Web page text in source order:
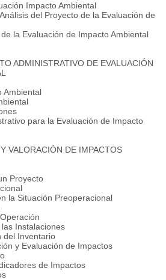
Impacto Ambiental
del Proyecto de la Evaluación de
la Evaluación de Impacto Ambiental
ADMINISTRATIVO DE EVALUACIÓN
para la Evaluación de Impacto
VALORACIÓN DE IMPACTOS
Proyecto
la Situación Preoperacional
Instalaciones
Inventario
y Evaluación de Impactos
de Impactos